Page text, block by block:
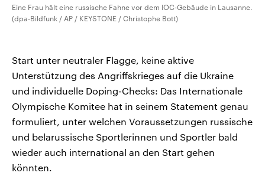
Eine Frau hält eine russische Fahne vor dem IOC-Gebäude in Lausanne.
(dpa-Bildfunk / AP / KEYSTONE / Christophe Bott)
Start unter neutraler Flagge, keine aktive
Unterstützung des Angriffskrieges auf die Ukraine
und individuelle Doping-Checks: Das Internationale
Olympische Komitee hat in seinem Statement genau
formuliert, unter welchen Voraussetzungen russische
und belarussische Sportlerinnen und Sportler bald
wieder auch international an den Start gehen
könnten.